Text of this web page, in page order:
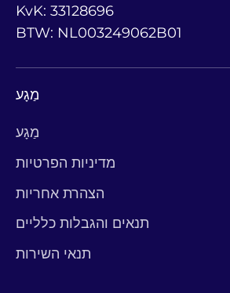
KvK: 33128696
BTW: NL003249062B01
מַגָע
מַגָע
מדיניות הפרטיות
הצהרת אחריות
תנאים והגבלות כלליים
תנאי השירות